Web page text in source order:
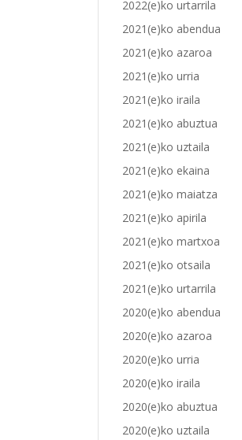
2022(e)ko urtarrila
2021(e)ko abendua
2021(e)ko azaroa
2021(e)ko urria
2021(e)ko iraila
2021(e)ko abuztua
2021(e)ko uztaila
2021(e)ko ekaina
2021(e)ko maiatza
2021(e)ko apirila
2021(e)ko martxoa
2021(e)ko otsaila
2021(e)ko urtarrila
2020(e)ko abendua
2020(e)ko azaroa
2020(e)ko urria
2020(e)ko iraila
2020(e)ko abuztua
2020(e)ko uztaila